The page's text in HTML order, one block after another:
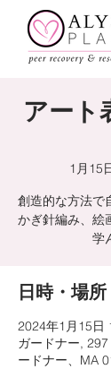
アート
1月15
創造的な方法で
かぎ針編み、絵
学
日時・場所
2024年1月15日
ガードナー,
ードナー、MA